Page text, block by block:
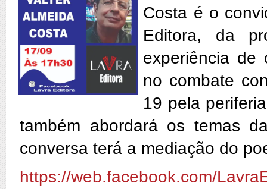
Costa é o
Editora, da
experiência de
no combate
19 pela
também abordará os temas
conversa terá a mediação do
https://web.facebook.com/